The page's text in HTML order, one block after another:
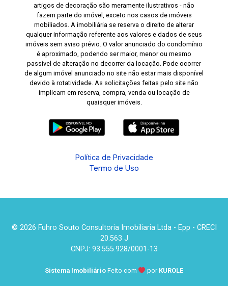
artigos de decoração são meramente ilustrativos - não
fazem parte do imóvel, exceto nos casos de imóveis
mobiliados. A imobiliária se reserva o direito de alterar
qualquer informação referente aos valores e dados de seus
imóveis sem aviso prévio. O valor anunciado do condomínio
é aproximado, podendo ser maior, menor ou mesmo
passível de alteração no decorrer da locação. Pode ocorrer
de algum imóvel anunciado no site não estar mais disponível
devido à rotatividade. As solicitações feitas pelo site não
implicam em reserva, compra, venda ou locação de
quaisquer imóveis.
Política de Privacidade
Termo de Uso
© 2026 Fuhro Souto Consultoria Imobiliaria Ltda - Epp - CRECI
20.563 J
CNPJ: 93.555.928/0001-13
Sistema Imobiliário Feito com por KUROLE